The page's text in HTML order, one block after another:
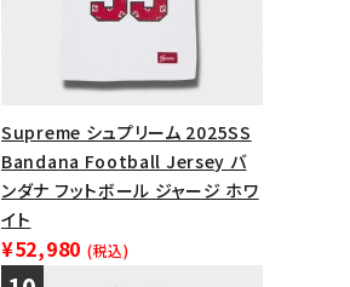
Supreme シュプリーム 2025SS
Bandana Football Jersey バ
ンダナ フットボール ジャージ ホワ
イト
¥52,980 (税込)